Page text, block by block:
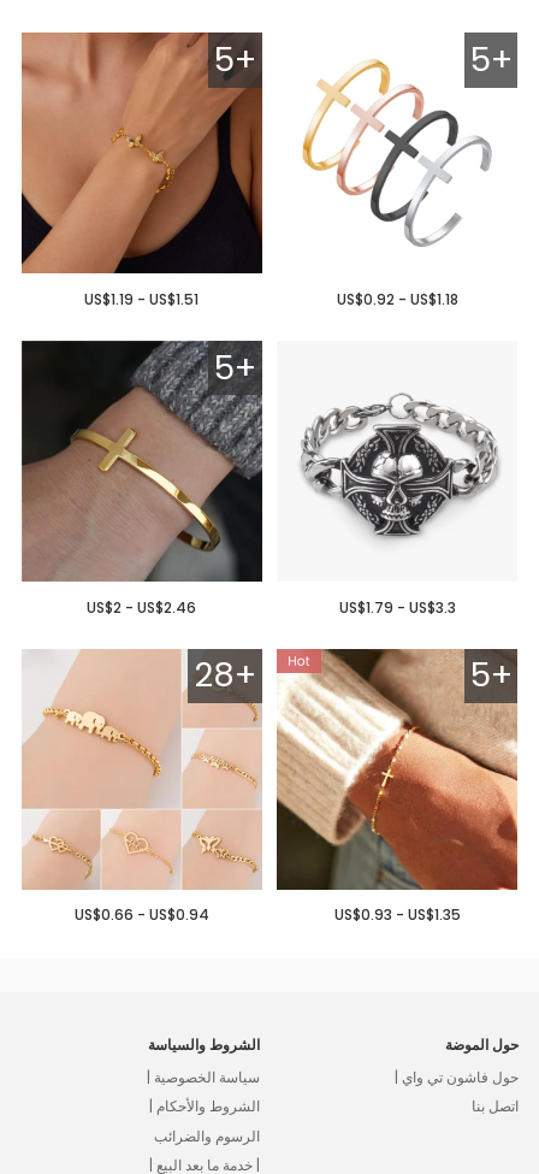
5+
US$0.92 - US$1.18
5+
US$1.19 - US$1.51
US$1.79 - US$3.3
5+
US$2 - US$2.46
5+
US$0.93 - US$1.35
28+
US$0.66 - US$0.94
حول الموضة
حول فاشون تي واي |
اتصل بنا
الشروط والسياسة
سياسة الخصوصية |
الشروط والأحكام |
الرسوم والضرائب
| خدمة ما بعد البيع |